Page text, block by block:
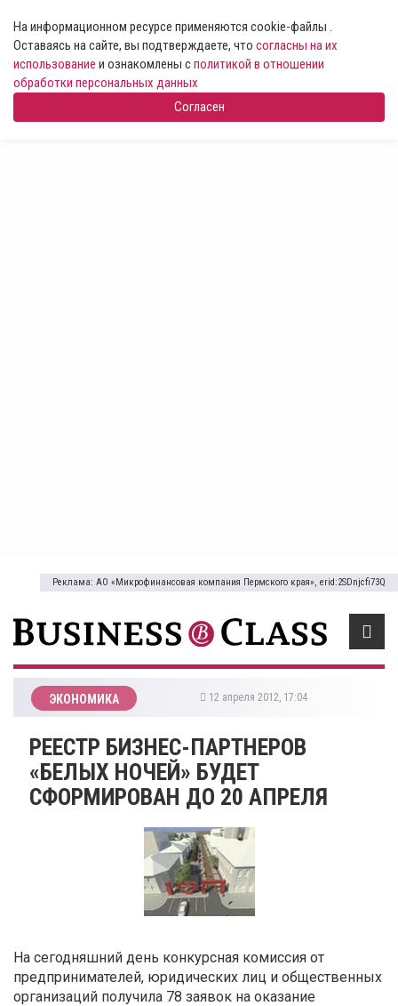
На информационном ресурсе применяются cookie-файлы .
Оставаясь на сайте, вы подтверждаете, что согласны на их
использование и ознакомлены сполитикой в отношении
обработки персональных данных
Согласен
Реклама: АО «Микрофинансовая компания Пермского края», erid:2SDnjcfi73Q
ЭКОНОМИКА 12 апреля 2012, 17:04
РЕЕСТР БИЗНЕС-ПАРТНЕРОВ
«БЕЛЫХ НОЧЕЙ» БУДЕТ
СФОРМИРОВАН ДО 20 АПРЕЛЯ
На сегодняшний день конкурсная комиссия от
предпринимателей, юридических лиц и общественных
организаций получила 78 заявок на оказание